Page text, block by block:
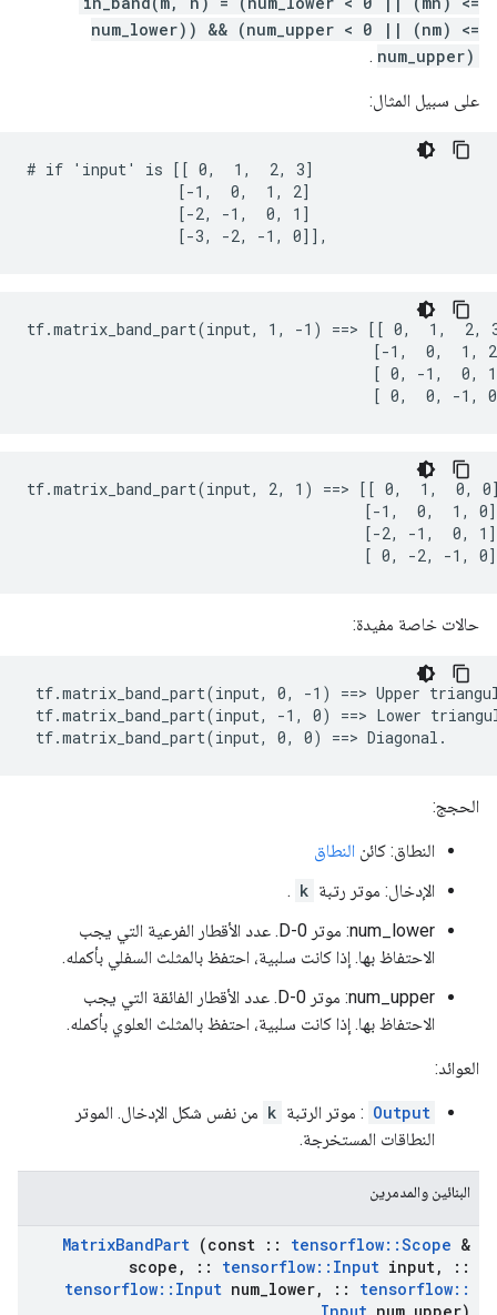
num_lower)) && (num_upper < 0 || (nm) <=
num_upper)
.
على سبيل المثال:
# if 'input' is [[ 0,  1,  2, 3]
                 [-1,  0,  1, 2]
                 [-2, -1,  0, 1]
                 [-3, -2, -1, 0]],
tf.matrix_band_part(input, 1, -1) ==> [[ 0,  1,  2,
[-1,  0,  1,
[ 0, -1,  0,
[ 0,  0, -1,
tf.matrix_band_part(input, 2, 1) ==> [[ 0,  1,  0,
                                      [-1,  0,  1, 0]
                                      [-2, -1,  0, 1]
[ 0, -2, -1,
حالات خاصة مفيدة:
tf.matrix_band_part(input, 0, -1) ==> Upper
tf.matrix_band_part(input, -1, 0) ==> Lower
tf.matrix_band_part(input, 0, 0) ==> Diagonal.
الحجج:
النطاق: كائن النطاق
الإدخال: موتر رتبة k
.
num_lower: موتر 0-D. عدد الأقطار الفرعية التي يجب
الاحتفاظ بها. إذا كانت سلبية، احتفظ بالمثلث السفلي بأكمله.
num_upper: موتر 0-D. عدد الأقطار الفائقة التي يجب
الاحتفاظ بها. إذا كانت سلبية، احتفظ بالمثلث العلوي بأكمله.
العوائد:
Output : موتر الرتبة k من نفس شكل الإدخال. الموتر
النطاقات المستخرجة.
البنائين والمدمرين
MatrixBandPart (const :: tensorflow::Scope &
scope , :: tensorflow:: Input input,
::
tensorflow:: Input num lower, :: tensorflow::